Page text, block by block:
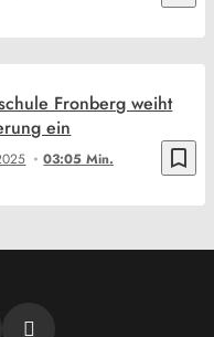
bookmark_border
03:05 Min.
Fronberg weiht
ein